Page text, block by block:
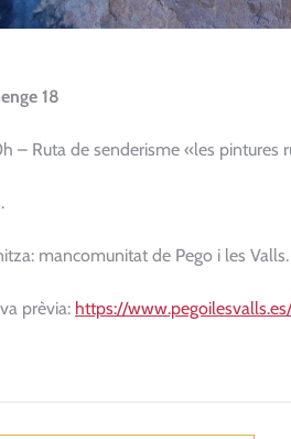
18
– Ruta de senderisme «les pintures
mancomunitat de Pego i les Valls.
prèvia: https://